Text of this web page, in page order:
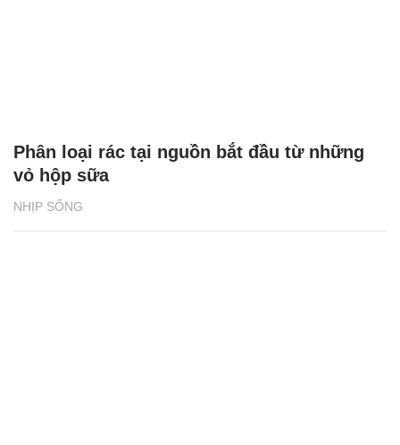
NHỊP SỐNG
Phân loại rác tại nguồn bắt đầu từ những
vỏ hộp sữa